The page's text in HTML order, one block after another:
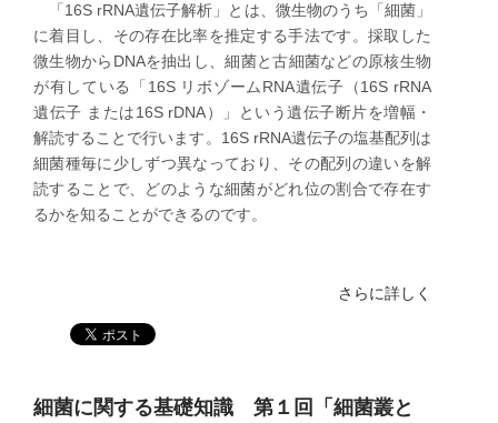
​「16S rRNA遺伝子解析」とは、微生物のうち「細菌」
に着目し、その存在比率を推定する手法です。採取した
微生物からDNAを抽出し、細菌と古細菌などの原核生物
が有している「16S リボゾームRNA遺伝子（16S rRNA
遺伝子 または16S rDNA）」という遺伝子断片を増幅・
解読することで行います。16S rRNA遺伝子の塩基配列は
細菌種毎に少しずつ異なっており、その配列の違いを解
読することで、どのような細菌がどれ位の割合で存在す
るかを知ることができるのです。
さらに詳しく
細菌に関する基礎知識 第１回「細菌叢と